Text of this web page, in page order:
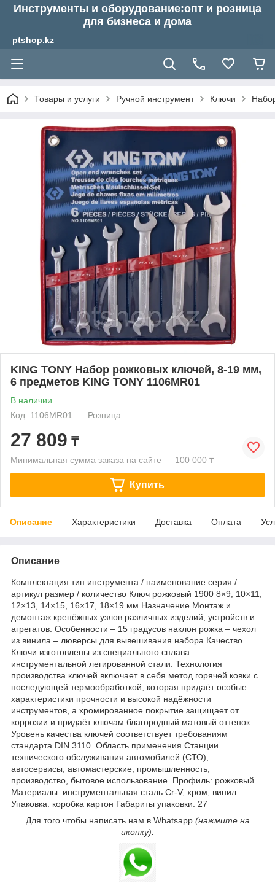
Инструменты и оборудование:опт и розница
для бизнеса и дома
ptshop.kz
Товары и услуги Ручной инструмент Ключи
KING TONY Набор рожковых ключей, 8-19 мм,
6 предметов KING TONY 1106MR01
В наличии
Код: 1106MR01
Розница
27 809 ₸
Минимальная сумма заказа на сайте — 100 000 ₸
Купить
Описание Характеристики Доставка Оплата
Описание
Комплектация тип инструмента / наименование серия /
артикул размер / количество Ключ рожковый 1900 8×9, 10×11,
12×13, 14×15, 16×17, 18×19 мм Назначение Монтаж и
демонтаж крепёжных узлов различных изделий, устройств и
агрегатов. Особенности – 15 градусов наклон рожка – чехол
из винила – люверсы для вывешивания набора Качество
Ключи изготовлены из специального сплава
инструментальной легированной стали. Технология
производства ключей включает в себя метод горячей ковки с
последующей термообработкой, которая придаёт особые
характеристики прочности и высокой надёжности
инструментов, а хромированное покрытие защищает от
коррозии и придаёт ключам благородный матовый оттенок.
Уровень качества ключей соответствует требованиям
стандарта DIN 3110. Область применения Станции
технического обслуживания автомобилей (СТО),
автосервисы, автомастерские, промышленность,
производство, бытовое использование. Профиль: рожковый
Материалы: инструментальная сталь Cr-V, хром, винил
Упаковка: коробка картон Габариты упаковки: 27
Для того чтобы написать нам в Whatsapp (нажмите на
иконку):